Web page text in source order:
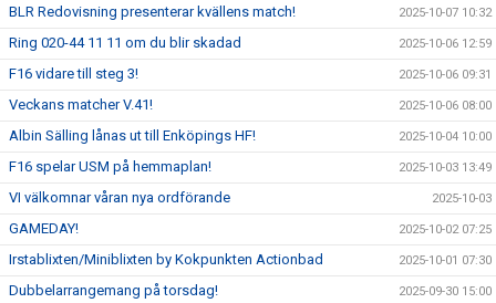
BLR Redovisning presenterar kvällens match! 2025-10-07 10:32
Ring 020-44 11 11 om du blir skadad 2025-10-06 12:59
F16 vidare till steg 3! 2025-10-06 09:31
Veckans matcher V.41! 2025-10-06 08:00
Albin Sälling lånas ut till Enköpings HF! 2025-10-04 10:00
F16 spelar USM på hemmaplan! 2025-10-03 13:49
VI välkomnar våran nya ordförande 2025-10-03
GAMEDAY! 2025-10-02 07:25
Irstablixten/Miniblixten by Kokpunkten Actionbad 2025-10-01 07:30
Dubbelarrangemang på torsdag! 2025-09-30 15:00